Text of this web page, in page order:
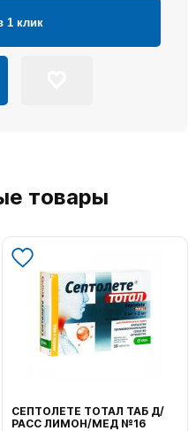
1 клик
товары
СЕПТОЛЕТЕ ТОТАЛ ТАБ Д/
РАСС ЛИМОН/МЕД №16